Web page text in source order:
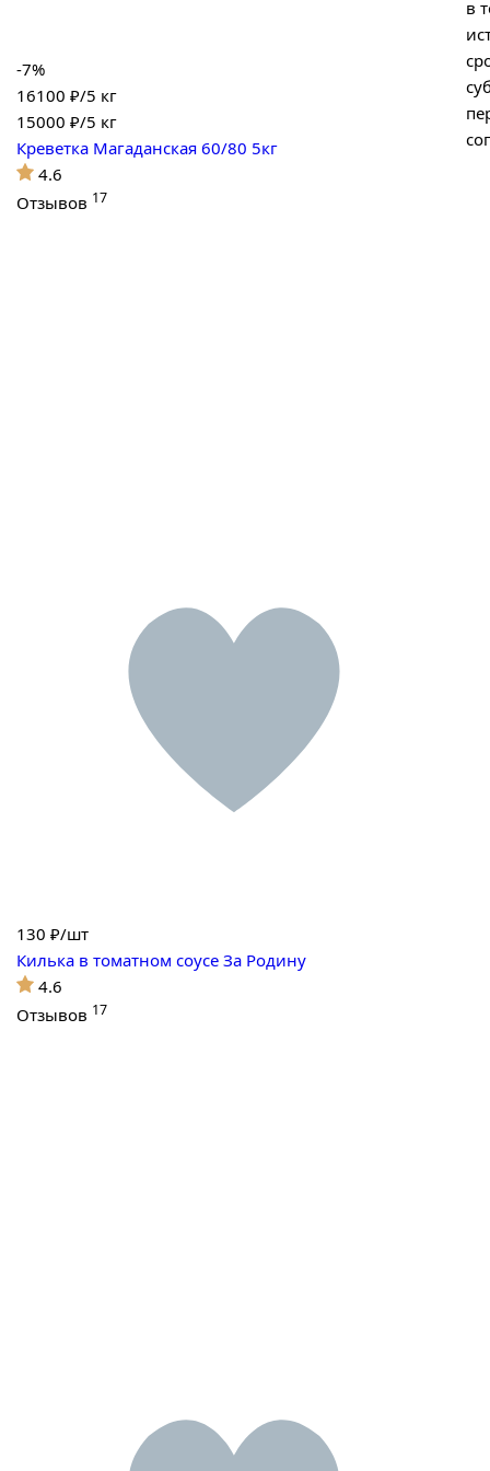
-7%
16100 ₽/5 кг
15000 ₽/5 кг
Креветка Магаданская 60/80 5кг
4.6
Отзывов 17
130 ₽/шт
Килька в томатном соусе За Родину
4.6
Отзывов 17
в